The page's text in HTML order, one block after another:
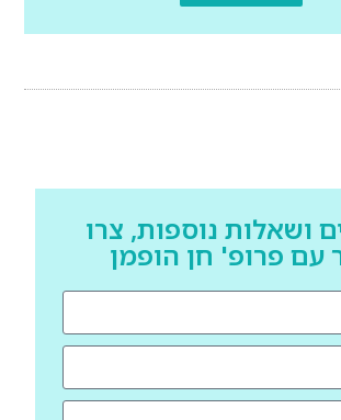
ושאלות נוספות, צרו
עם פרופ' חן הופמן